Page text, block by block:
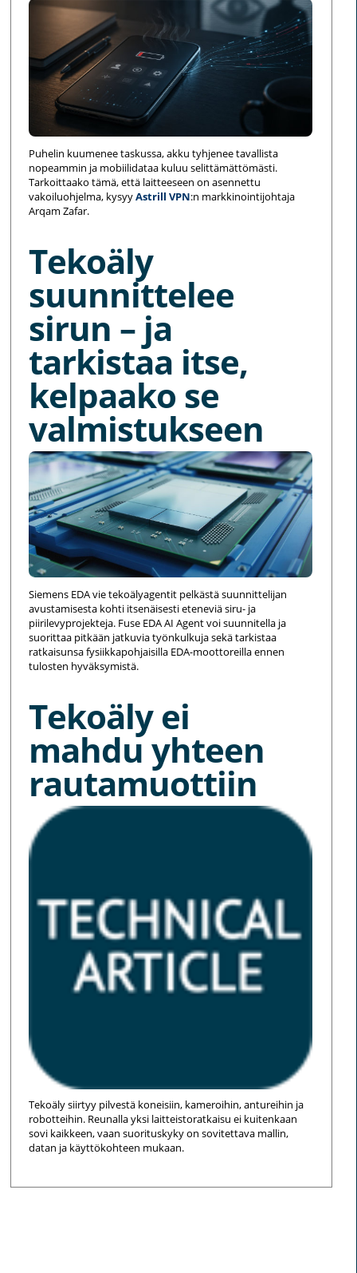
Puhelin kuumenee taskussa, akku tyhjenee tavallista
nopeammin ja mobiilidataa kuluu selittämättömästi.
Tarkoittaako tämä, että laitteeseen on asennettu
vakoiluohjelma, kysyyAstrill VPN:n markkinointijohtaja
Arqam Zafar.
Tekoäly
suunnittelee
sirun – ja
tarkistaa itse,
kelpaako se
valmistukseen
Siemens EDA vie tekoälyagentit pelkästä suunnittelijan
avustamisesta kohti itsenäisesti eteneviä siru- ja
piirilevyprojekteja. Fuse EDA AI Agent voi suunnitella ja
suorittaa pitkään jatkuvia työnkulkuja sekä tarkistaa
ratkaisunsa fysiikkapohjaisilla EDA-moottoreilla ennen
tulosten hyväksymistä.
Tekoäly ei
mahdu yhteen
rautamuottiin
Tekoäly siirtyy pilvestä koneisiin, kameroihin, antureihin ja
robotteihin. Reunalla yksi laitteistoratkaisu ei kuitenkaan
sovi kaikkeen, vaan suorituskyky on sovitettava mallin,
datan ja käyttökohteen mukaan.